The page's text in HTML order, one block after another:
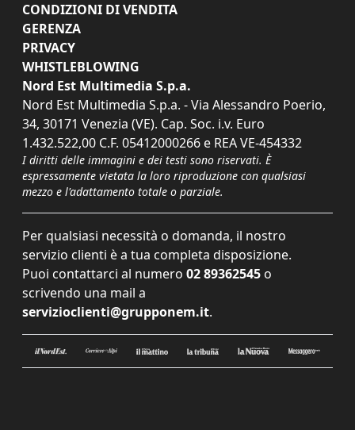
CONDIZIONI DI VENDITA
GERENZA
PRIVACY
WHISTLEBLOWING
Nord Est Multimedia S.p.a.
Nord Est Multimedia S.p.a. - Via Alessandro Poerio,
34, 30171 Venezia (VE). Cap. Soc. i.v. Euro
1.432.522,00 C.F. 05412000266 e REA VE-454332
I diritti delle immagini e dei testi sono riservati. È
espressamente vietata la loro riproduzione con qualsiasi
mezzo e l'adattamento totale o parziale.
Per qualsiasi necessità o domanda, il nostro
servizio clienti è a tua completa disposizione.
Puoi contattarci al numero 02 89362545 o
scrivendo una mail a
servizioclienti@grupponem.it.